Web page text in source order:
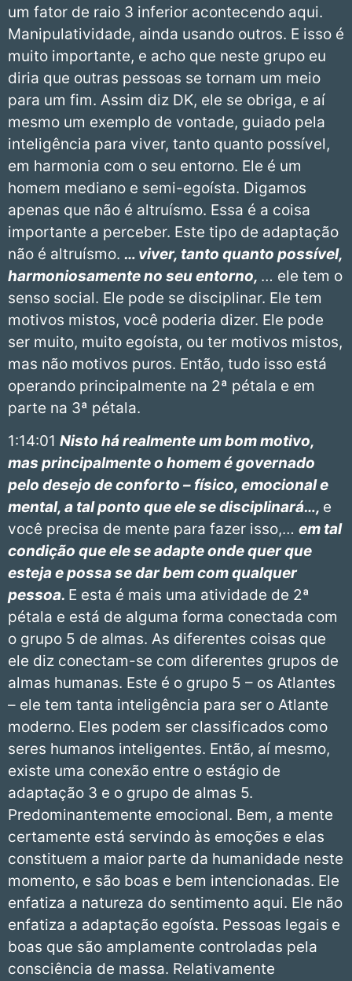
um fator de raio 3 inferior acontecendo aqui.
Manipulatividade, ainda usando outros. E isso é
muito importante, e acho que neste grupo eu
diria que outras pessoas se tornam um meio
para um fim. Assim diz DK, ele se obriga, e aí
mesmo um exemplo de vontade, guiado pela
inteligência para viver, tanto quanto possível,
em harmonia com o seu entorno. Ele é um
homem mediano e semi-egoísta. Digamos
apenas que não é altruísmo. Essa é a coisa
importante a perceber. Este tipo de adaptação
não é altruísmo. … viver, tanto quanto possível,
harmoniosamente no seu entorno, … ele tem o
senso social. Ele pode se disciplinar. Ele tem
motivos mistos, você poderia dizer. Ele pode
ser muito, muito egoísta, ou ter motivos mistos,
mas não motivos puros. Então, tudo isso está
operando principalmente na 2ª pétala e em
parte na 3ª pétala.
1:14:01 Nisto há realmente um bom motivo,
mas principalmente o homem é governado
pelo desejo de conforto – físico, emocional e
mental, a tal ponto que ele se disciplinará…, e
você precisa de mente para fazer isso,… em tal
condição que ele se adapte onde quer que
esteja e possa se dar bem com qualquer
pessoa. E esta é mais uma atividade de 2ª
pétala e está de alguma forma conectada com
o grupo 5 de almas. As diferentes coisas que
ele diz conectam-se com diferentes grupos de
almas humanas. Este é o grupo 5 – os Atlantes
– ele tem tanta inteligência para ser o Atlante
moderno. Eles podem ser classificados como
seres humanos inteligentes. Então, aí mesmo,
existe uma conexão entre o estágio de
adaptação 3 e o grupo de almas 5.
Predominantemente emocional. Bem, a mente
certamente está servindo às emoções e elas
constituem a maior parte da humanidade neste
momento, e são boas e bem intencionadas. Ele
enfatiza a natureza do sentimento aqui. Ele não
enfatiza a adaptação egoísta. Pessoas legais e
boas que são amplamente controladas pela
consciência de massa. Relativamente